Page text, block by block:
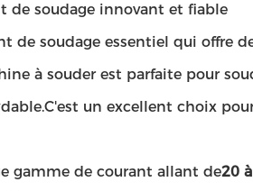
de soudage innovant et fiable
de soudage essentiel qui offre
à souder est parfaite pour
un excellent choix
gamme de courant allant de20